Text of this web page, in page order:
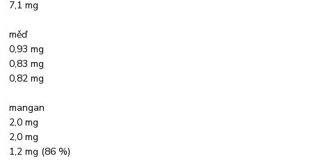
7,1 mg
měď
0,93 mg
0,83 mg
0,82 mg
mangan
2,0 mg
2,0 mg
1,2 mg (86 %)